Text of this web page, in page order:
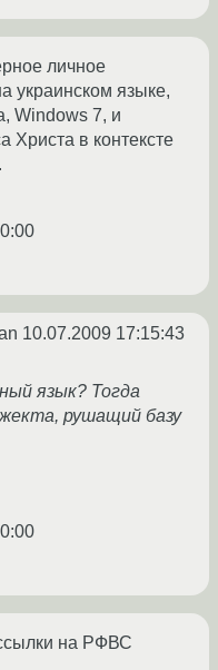
личное
украинском языке,
Windows 7, и
Христа в контексте
10.07.2009 17:15:43
язык? Тогда
рушащий базу
на РФВС